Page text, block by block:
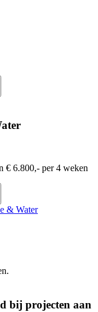
€ 6.800,- per 4 weken
& Water
bij projecten aan